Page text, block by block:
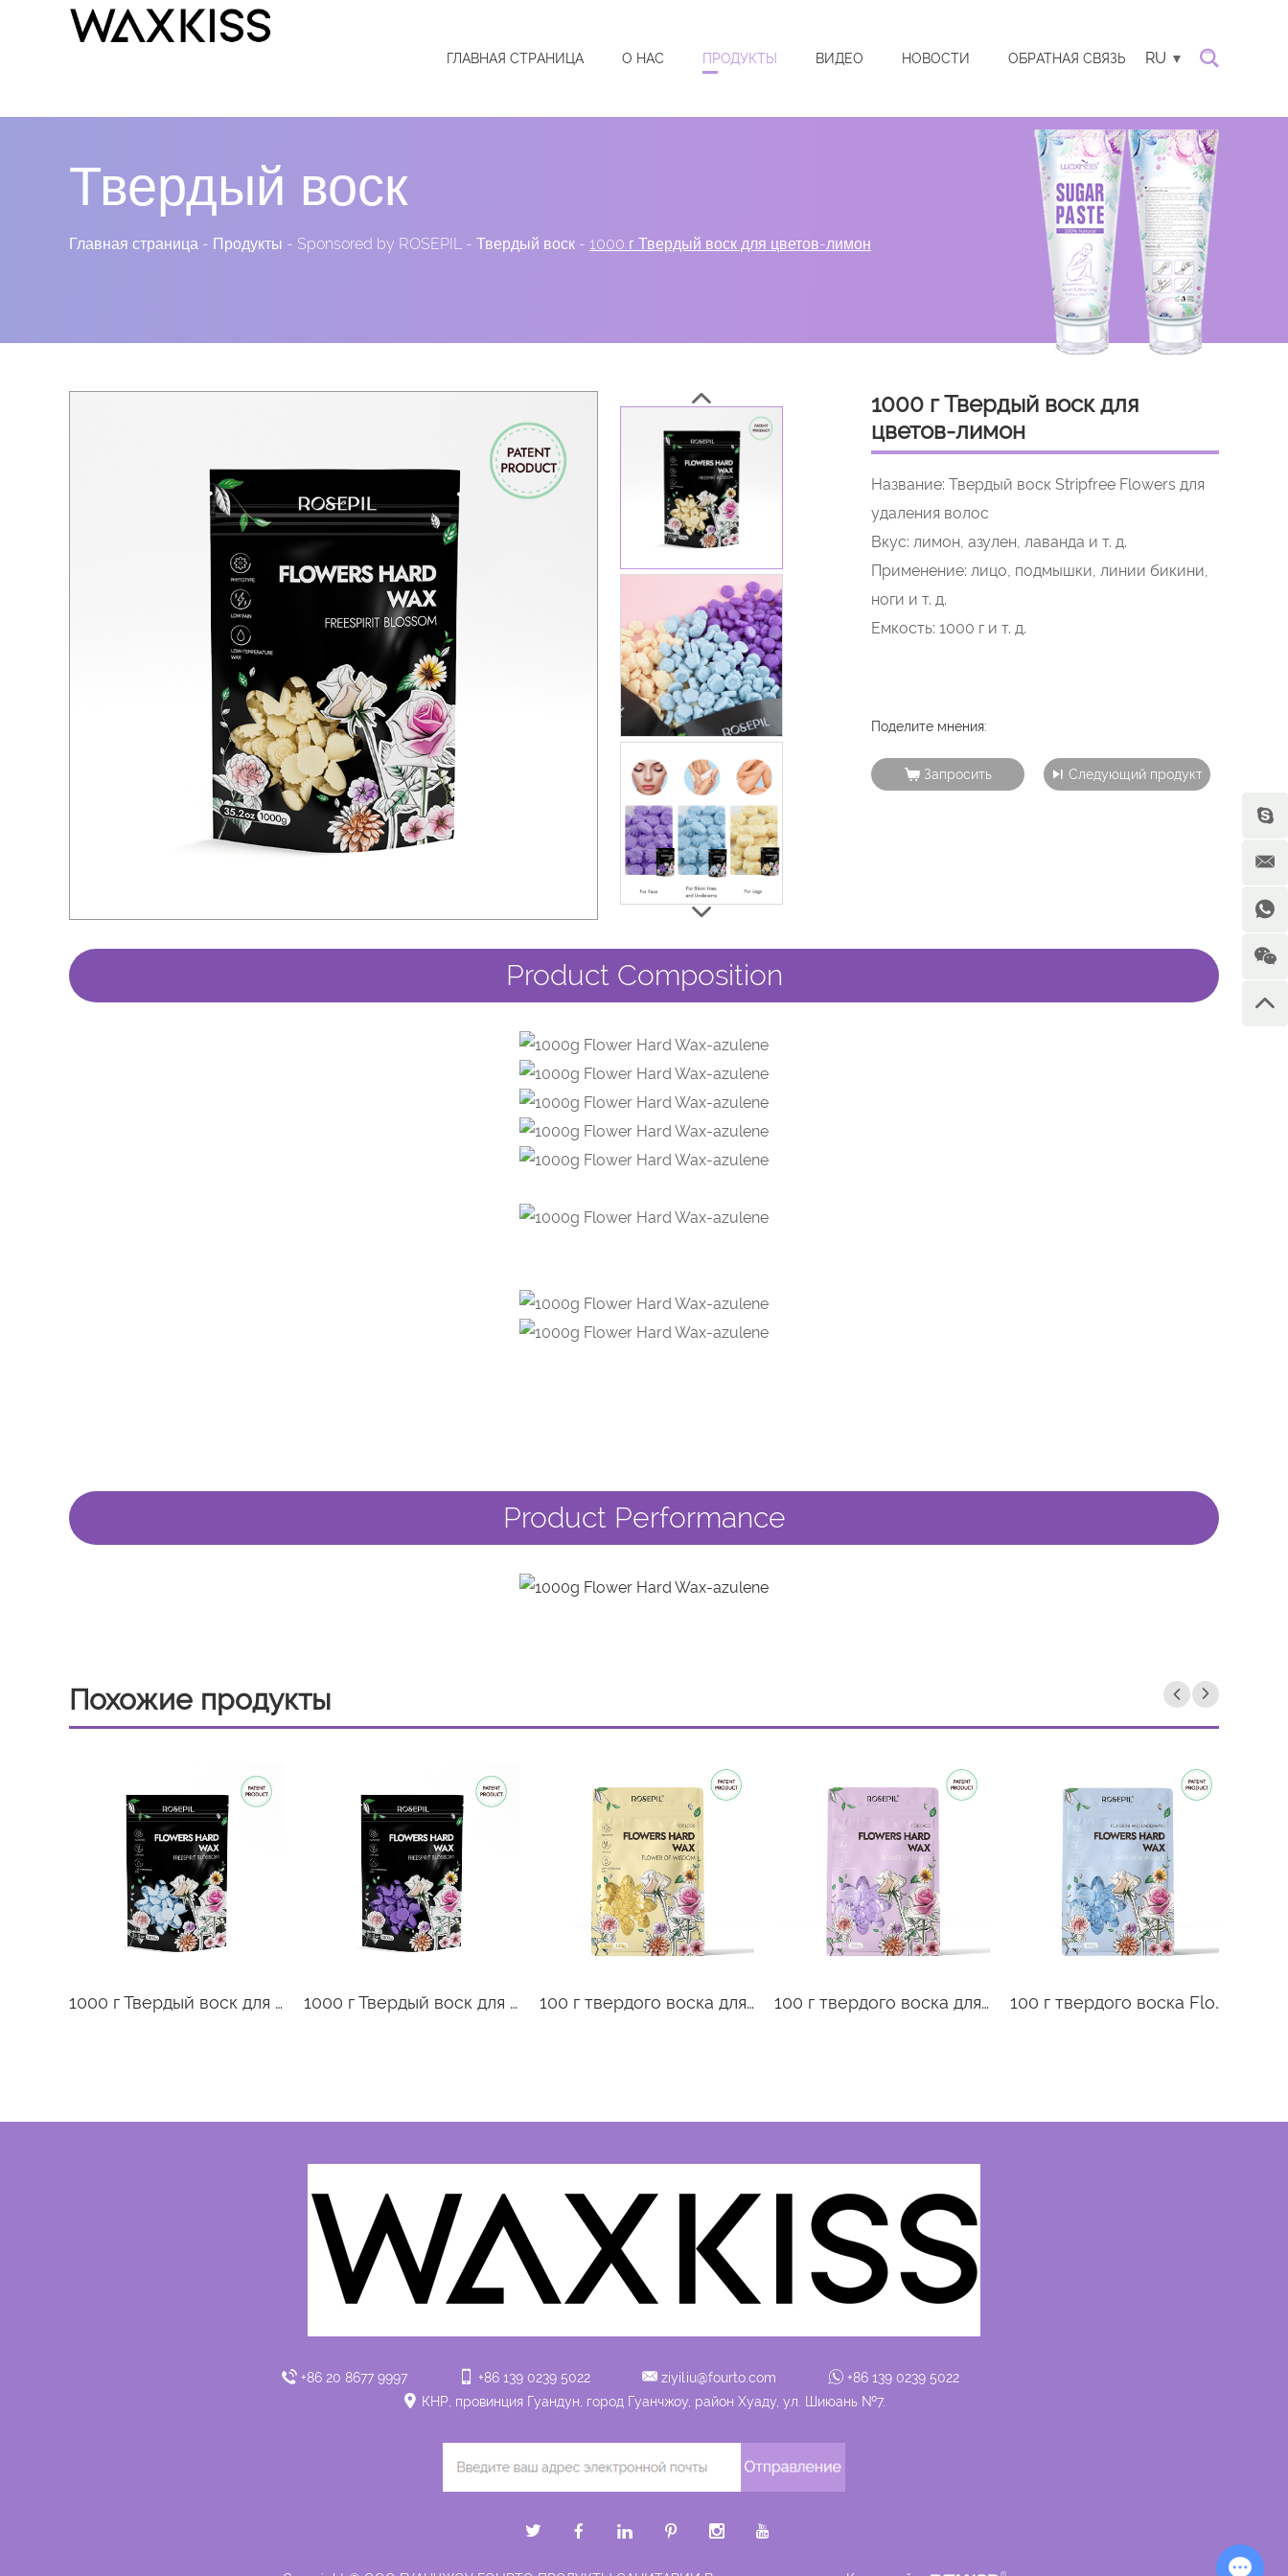
ГЛАВНАЯ СТРАНИЦА О НАС ПРОДУКТЫ ВИДЕО НОВОСТИ ОБРАТНАЯ СВЯЗЬ RU
Твердый воск
Главная страница - Продукты - Sponsored by ROSEPIL - Твердый воск - 1000 г Твердый воск для цветов-лимон
1000 г Твердый воск для
цветов-лимон
Название: Твердый воск Stripfree Flowers для
удаления волос
Вкус: лимон, азулен, лаванда и т. д.
Применение: лицо, подмышки, линии бикини,
ноги и т. д.
Емкость: 1000 г и т. д.
Поделите мнения:
Запросить Следующий продукт
Product Composition
Product Performance
Похожие продукты
1000 г Твердый воск для цветов-азулен 1000 г Твердый воск для цветов-лаванда 100 г твердого воска для ног Flowers 100 г твердого воска для лица Flowers 100 г твердого воска Flowers для бикини и подмышек
+86 20 8677 9997 +86 139 0239 5022 ziyiliu@fourto.com
+86 139 0239 5022
КНР, провинция Гуандун, город Гуанчжоу, район Хуаду, ул. Шиюань №7.
Chat with Us